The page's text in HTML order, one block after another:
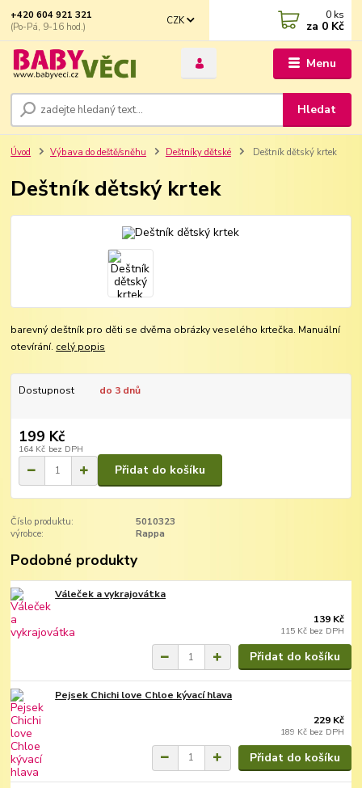
Menu
CZK
Hledat
+420 604 921 321
(Po-Pá, 9-16 hod.)
0 ks
za 0 Kč
Úvod Výbava do deště/sněhu Deštníky dětské Deštník dětský krtek
Deštník dětský krtek
barevný deštník pro děti se dvěma obrázky veselého krtečka. Manuální
otevírání. celý popis
Dostupnost do 3 dnů
199 Kč
164 Kč bez DPH
Přidat do košíku
Číslo produktu:
5010323
výrobce:
Rappa
Podobné produkty
Váleček a vykrajovátka
139 Kč
115 Kč bez DPH
Přidat do košíku
Pejsek Chichi love Chloe kývací hlava
229 Kč
189 Kč bez DPH
Přidat do košíku